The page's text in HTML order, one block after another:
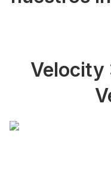
Velocity